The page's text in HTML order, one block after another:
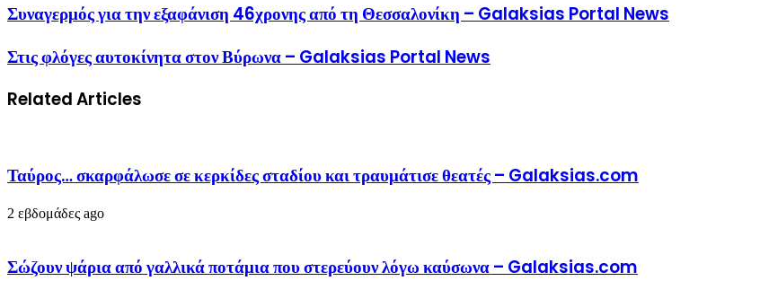
Συναγερμός για την εξαφάνιση 46χρονης από τη Θεσσαλονίκη – Galaksias Portal News
Στις φλόγες αυτοκίνητα στον Βύρωνα – Galaksias Portal News
Related Articles
Ταύρος… σκαρφάλωσε σε κερκίδες σταδίου και τραυμάτισε θεατές – Galaksias.com
2 εβδομάδες ago
Σώζουν ψάρια από γαλλικά ποτάμια που στερεύουν λόγω καύσωνα – Galaksias.com